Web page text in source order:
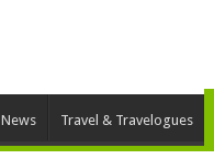
News Travel & Travelogues